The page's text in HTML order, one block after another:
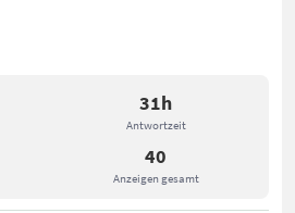
31h
Antwortzeit
40
Anzeigen gesamt